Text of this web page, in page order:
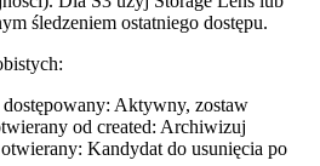
śledzeniem ostatniego dostępu.
Aktywny, zostaw
od created: Archiwizuj
Kandydat do usunięcia po